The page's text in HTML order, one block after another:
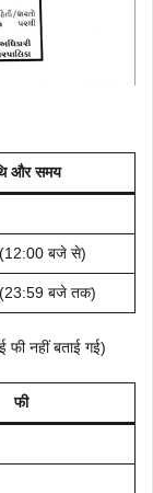
और समय
बजे से)
बजे तक)
फी नहीं बताई गई)
फी